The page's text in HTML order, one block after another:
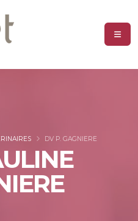
DV P. GAGNIERE